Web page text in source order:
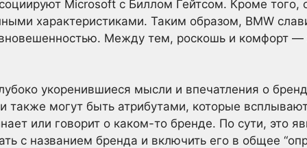
Microsoft с Биллом Гейтсом. Кроме того,
характеристиками. Таким образом, BMW
Между тем, роскошь и комфорт —
укоренившиеся мысли и впечатления о
могут быть атрибутами, которые
или говорит о каком-то бренде. По сути, это
с названием бренда и включить его в общее